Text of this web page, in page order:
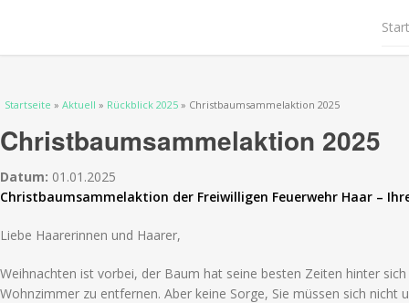
Sie sind hier
Startseite » Aktuell » Rückblick 2025 » Christbaumsammelaktion 2025
Christbaumsammelaktion 2025
Datum: 01.01.2025
Christbaumsammelaktion der Freiwilligen Feuerwehr Haar –
Liebe Haarerinnen und Haarer,
Weihnachten ist vorbei, der Baum hat seine besten Zeiten hinter
Wohnzimmer zu entfernen. Aber keine Sorge, Sie müssen sich nicht